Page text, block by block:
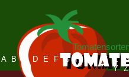
A B C D E F G H I J K L
Y